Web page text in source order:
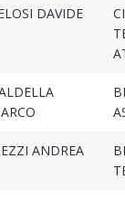
DAVIDE
ANDREA